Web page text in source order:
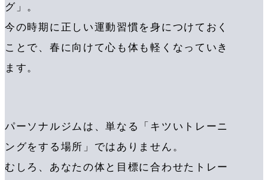
グ」。
今の時期に正しい運動習慣を身につけておく
ことで、春に向けて心も体も軽くなっていき
ます。
パーソナルジムは、単なる「キツいトレーニ
ングをする場所」ではありません。
むしろ、あなたの体と目標に合わせたトレー